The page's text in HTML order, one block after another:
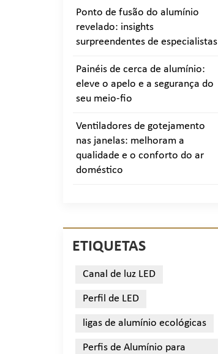
Ponto de fusão do alumínio
revelado: insights
surpreendentes de especialistas
Painéis de cerca de alumínio:
eleve o apelo e a segurança do
seu meio-fio
Ventiladores de gotejamento
nas janelas: melhoram a
qualidade e o conforto do ar
doméstico
ETIQUETAS
Canal de luz LED
Perfil de LED
ligas de alumínio ecológicas
Perfis de Alumínio para